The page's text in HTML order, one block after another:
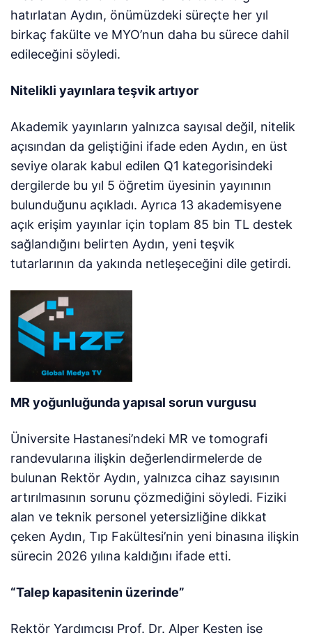
hatırlatan Aydın, önümüzdeki süreçte her yıl
birkaç fakülte ve MYO’nun daha bu sürece dahil
edileceğini söyledi.
Nitelikli yayınlara teşvik artıyor
Akademik yayınların yalnızca sayısal değil, nitelik
açısından da geliştiğini ifade eden Aydın, en üst
seviye olarak kabul edilen Q1 kategorisindeki
dergilerde bu yıl 5 öğretim üyesinin yayınının
bulunduğunu açıkladı. Ayrıca 13 akademisyene
açık erişim yayınlar için toplam 85 bin TL destek
sağlandığını belirten Aydın, yeni teşvik
tutarlarının da yakında netleşeceğini dile getirdi.
MR yoğunluğunda yapısal sorun vurgusu
Üniversite Hastanesi’ndeki MR ve tomografi
randevularına ilişkin değerlendirmelerde de
bulunan Rektör Aydın, yalnızca cihaz sayısının
artırılmasının sorunu çözmediğini söyledi. Fiziki
alan ve teknik personel yetersizliğine dikkat
çeken Aydın, Tıp Fakültesi’nin yeni binasına ilişkin
sürecin 2026 yılına kaldığını ifade etti.
“Talep kapasitenin üzerinde”
Rektör Yardımcısı Prof. Dr. Alper Kesten ise